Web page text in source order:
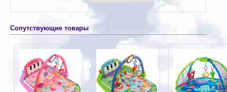
Сопутствующие товары